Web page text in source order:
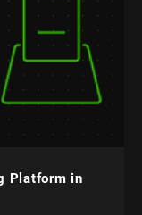
Platform in